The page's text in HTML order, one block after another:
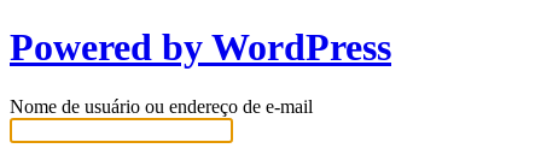
Powered by WordPress
Nome de usuário ou endereço de e-mail